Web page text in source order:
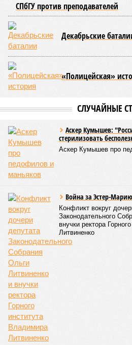
СПбГУ против преподавателей
Декабрьские
«Полицейская»
СЛУЧАЙНЫЕ
Аскер Кумышев:
стерилизовать
Аскер Кумышев про
Война за Эстер-Марию
Конфликт вокруг
Законодательного
внучки ректора
Литвиненко